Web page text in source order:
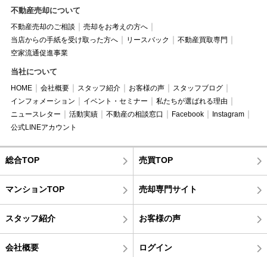
不動産売却について
不動産売却のご相談
売却をお考えの方へ
当店からの手紙を受け取った方へ
リースバック
不動産買取専門
空家流通促進事業
当社について
HOME 会社概要 スタッフ紹介 お客様の声
スタッフブログ
インフォメーション
イベント・セミナー
私たちが選ばれる理由
ニュースレター
活動実績 不動産の相談窓口 Facebook
Instagram
公式LINEアカウント
総合TOP 売買TOP
マンションTOP 売却専門サイト
スタッフ紹介 お客様の声
会社概要 ログイン